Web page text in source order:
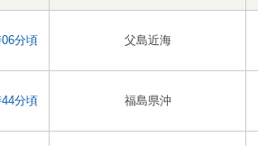
分頃 父島近海
分頃 福島県沖